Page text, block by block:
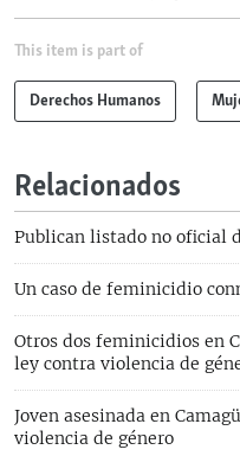
This item is part of
Derechos Humanos
Relacionados
Publican listado no oficial
Un caso de feminicidio
Otros dos feminicidios en
ley contra violencia de
Joven asesinada en
violencia de género